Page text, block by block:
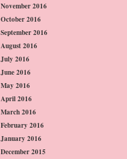
November 2016
October 2016
September 2016
August 2016
July 2016
June 2016
May 2016
April 2016
March 2016
February 2016
January 2016
December 2015